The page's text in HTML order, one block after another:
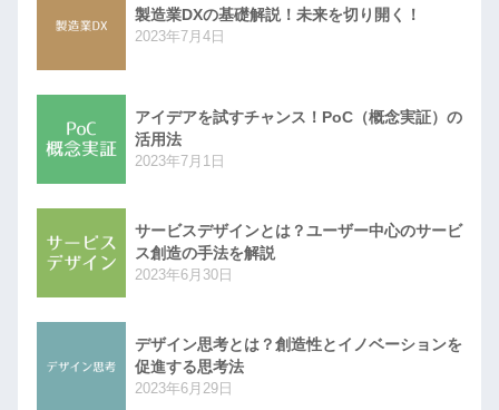
製造業DXの基礎解説！未来を切り開く！
2023年7月4日
アイデアを試すチャンス！PoC（概念実証）の
活用法
2023年7月1日
サービスデザインとは？ユーザー中心のサービ
ス創造の手法を解説
2023年6月30日
デザイン思考とは？創造性とイノベーションを
促進する思考法
2023年6月29日